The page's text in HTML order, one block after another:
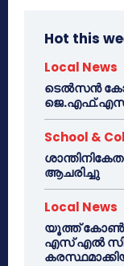
Hot this
Local News
ടെൽസൻ
ജെ.എഫ്.എസ്.
School &
ആചരിച്ചു
Local News
യൂത്ത്
എസ് എൽ സി